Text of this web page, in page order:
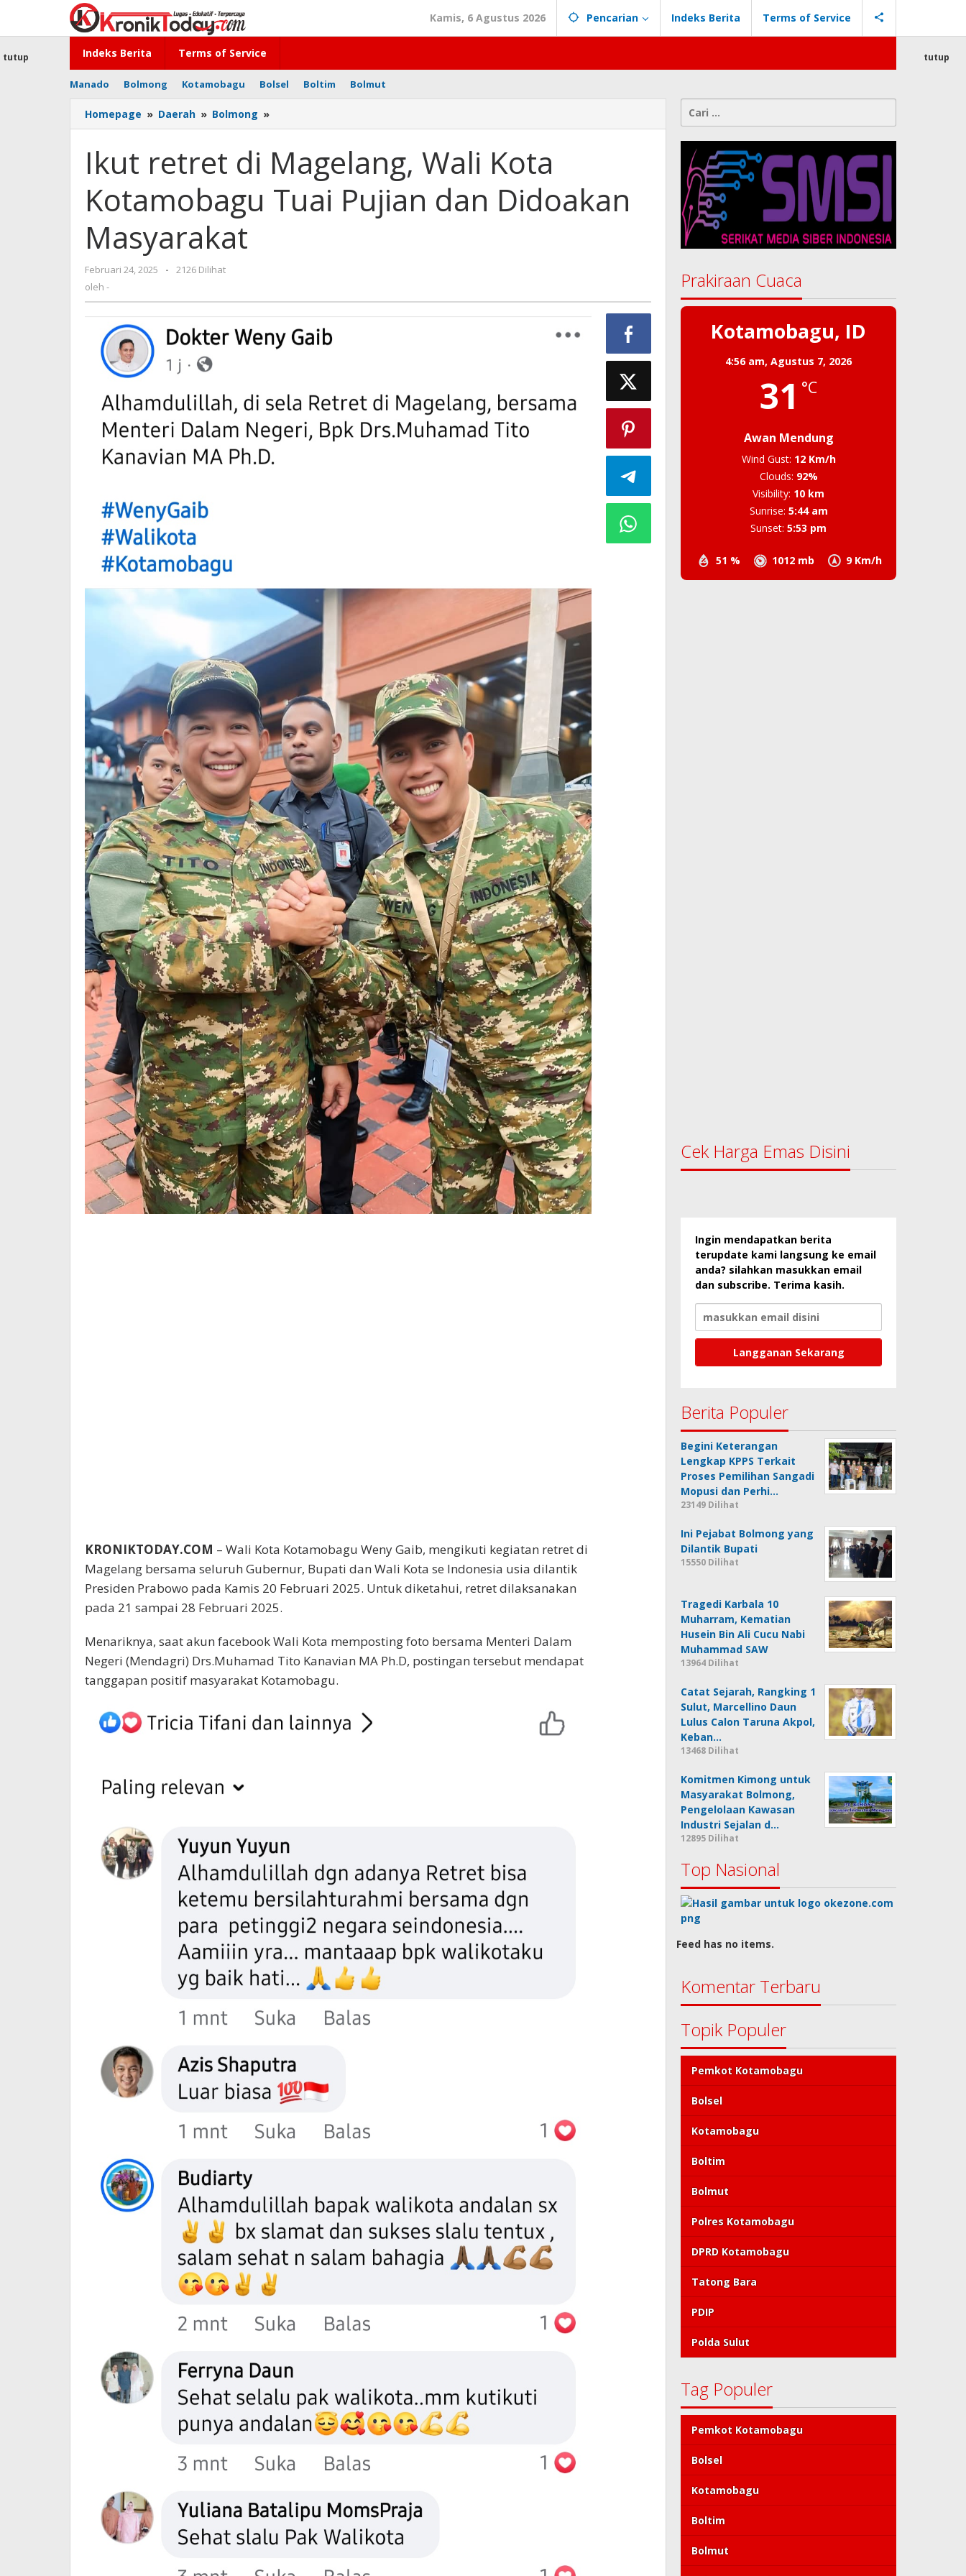
konten
Kamis, 6 Agustus 2026 Pencarian Indeks Berita Terms of Service
Indeks Berita Terms of Service
Manado Bolmong Kotamobagu Bolsel Boltim Bolmut
tutup tutup
Homepage » Daerah » Bolmong »
retret
Magelang,
Wali
Kota
Kotamobagu
Ikut retret di Magelang, Wali Kota
Kotamobagu Tuai Pujian dan Didoakan
Masyarakat
Februari 24, 2025
oleh
-
2126 Dilihat
oleh -
KRONIKTODAY.COM – Wali Kota Kotamobagu Weny Gaib, mengikuti kegiatan retret di
Magelang bersama seluruh Gubernur, Bupati dan Wali Kota se Indonesia usia dilantik
Presiden Prabowo pada Kamis 20 Februari 2025. Untuk diketahui, retret dilaksanakan
pada 21 sampai 28 Februari 2025.
Menariknya, saat akun facebook Wali Kota memposting foto bersama Menteri Dalam
Negeri (Mendagri) Drs.Muhamad Tito Kanavian MA Ph.D, postingan tersebut mendapat
tanggapan positif masyarakat Kotamobagu.
Cari
untuk:
Prakiraan Cuaca
Kotamobagu, ID
4:56 am,Agustus 7, 2026
31 °C
Awan Mendung
51 % 1012 mb 9 Km/h
Wind Gust: 12 Km/h
Clouds: 92%
Visibility: 10 km
Sunrise: 5:44 am
Sunset: 5:53 pm
Cek Harga Emas Disini
Ingin mendapatkan berita
terupdate kami langsung ke email
anda? silahkan masukkan email
dan subscribe. Terima kasih.
Berita Populer
Begini Keterangan
Lengkap KPPS Terkait
Proses Pemilihan Sangadi
Mopusi dan Perhi…
23149 Dilihat
Ini Pejabat Bolmong yang
Dilantik Bupati
15550 Dilihat
Tragedi Karbala 10
Muharram, Kematian
Husein Bin Ali Cucu Nabi
Muhammad SAW
13964 Dilihat
Catat Sejarah, Rangking 1
Sulut, Marcellino Daun
Lulus Calon Taruna Akpol,
Keban…
13468 Dilihat
Komitmen Kimong untuk
Masyarakat Bolmong,
Pengelolaan Kawasan
Industri Sejalan d…
12895 Dilihat
Top Nasional
Feed has no items.
Komentar Terbaru
Topik Populer
Pemkot Kotamobagu
Bolsel
Kotamobagu
Boltim
Bolmut
Polres Kotamobagu
DPRD Kotamobagu
Tatong Bara
PDIP
Polda Sulut
Tag Populer
Pemkot Kotamobagu
Bolsel
Kotamobagu
Boltim
Bolmut